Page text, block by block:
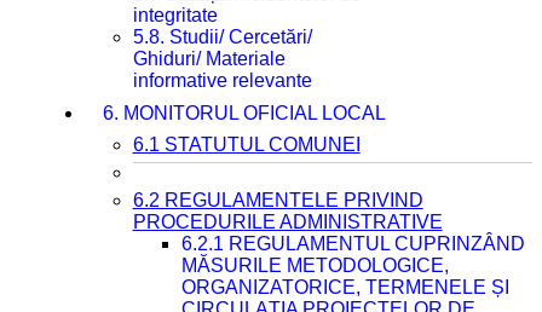
integritate
5.8. Studii/ Cercetări/
Ghiduri/ Materiale
informative relevante
6. MONITORUL OFICIAL LOCAL
6.1 STATUTUL COMUNEI
6.2 REGULAMENTELE PRIVIND
PROCEDURILE ADMINISTRATIVE
6.2.1 REGULAMENTUL CUPRINZÂND
MĂSURILE METODOLOGICE,
ORGANIZATORICE, TERMENELE ȘI